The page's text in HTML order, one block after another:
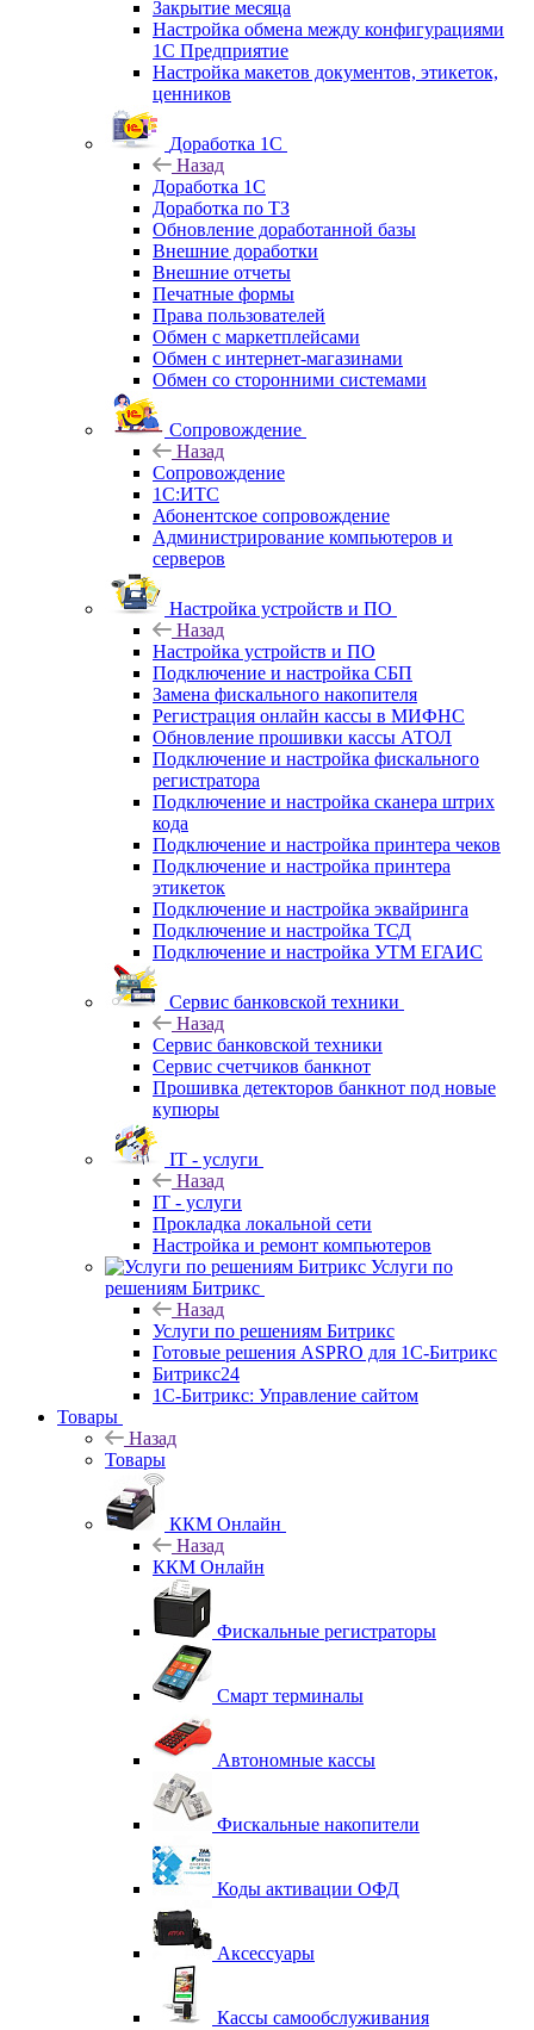
Закрытие месяца
Настройка обмена между конфигурациями
1С Предприятие
Настройка макетов документов, этикеток,
ценников
Доработка 1С
Назад
Доработка 1С
Доработка по ТЗ
Обновление доработанной базы
Внешние доработки
Внешние отчеты
Печатные формы
Права пользователей
Обмен с маркетплейсами
Обмен с интернет-магазинами
Обмен со сторонними системами
Сопровождение
Назад
Сопровождение
1C:ИТС
Абонентское сопровождение
Администрирование компьютеров и
серверов
Настройка устройств и ПО
Назад
Настройка устройств и ПО
Подключение и настройка СБП
Замена фискального накопителя
Регистрация онлайн кассы в МИФНС
Обновление прошивки кассы АТОЛ
Подключение и настройка фискального
регистратора
Подключение и настройка сканера штрих
кода
Подключение и настройка принтера чеков
Подключение и настройка принтера
этикеток
Подключение и настройка эквайринга
Подключение и настройка ТСД
Подключение и настройка УТМ ЕГАИС
Сервис банковской техники
Назад
Сервис банковской техники
Сервис счетчиков банкнот
Прошивка детекторов банкнот под новые
купюры
IT - услуги
Назад
IT - услуги
Прокладка локальной сети
Настройка и ремонт компьютеров
Услуги по
решениям Битрикс
Назад
Услуги по решениям Битрикс
Готовые решения ASPRO для 1С-Битрикс
Битрикс24
1С-Битрикс: Управление сайтом
Товары
Назад
Товары
ККМ Онлайн
Назад
ККМ Онлайн
Фискальные регистраторы
Смарт терминалы
Автономные кассы
Фискальные накопители
Коды активации ОФД
Аксессуары
Кассы самообслуживания